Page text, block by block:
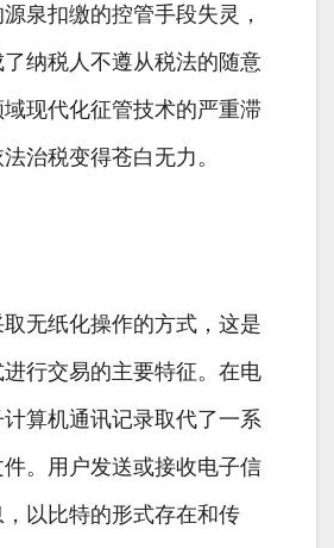
泉扣缴的控管手段失灵，
纳税人不遵从税法的随意
现代化征管技术的严重滞
治税变得苍白无力。
无纸化操作的方式，这是
行交易的主要特征。在电
算机通讯记录取代了一系
。用户发送或接收电子信
以比特的形式存在和传